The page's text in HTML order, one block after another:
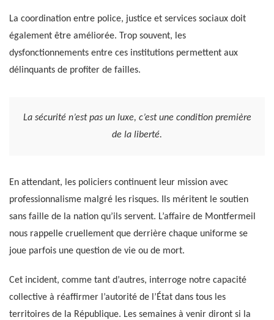
La coordination entre police, justice et services sociaux doit
également être améliorée. Trop souvent, les
dysfonctionnements entre ces institutions permettent aux
délinquants de profiter de failles.
La sécurité n’est pas un luxe, c’est une condition première
de la liberté.
En attendant, les policiers continuent leur mission avec
professionnalisme malgré les risques. Ils méritent le soutien
sans faille de la nation qu’ils servent. L’affaire de Montfermeil
nous rappelle cruellement que derrière chaque uniforme se
joue parfois une question de vie ou de mort.
Cet incident, comme tant d’autres, interroge notre capacité
collective à réaffirmer l’autorité de l’État dans tous les
territoires de la République. Les semaines à venir diront si la